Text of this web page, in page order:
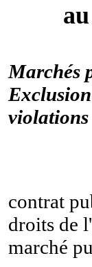
Marchés
violations
contrat
droits de
marché